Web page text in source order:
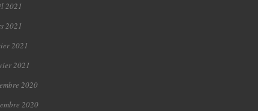
2021
2021
2021
2021
2020
2020